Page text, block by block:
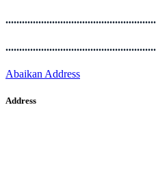
Abaikan Address
Address